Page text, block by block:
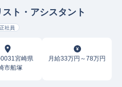
ト・アシスタント
正社員
宮崎県
市船塚
月給33万円～78万円